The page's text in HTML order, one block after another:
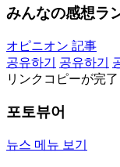
みんなの感想ラ
オピニオン 記事
공유하기
공유하기
リンクコピーが完了
포토뷰어
뉴스 메뉴 보기